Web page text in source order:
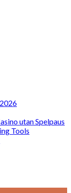
utan Spelpaus
Tools